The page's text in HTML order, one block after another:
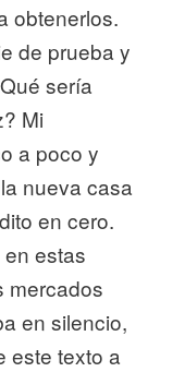
obtenerlos.
de prueba y
sería
Mi
a poco y
nueva casa
en cero.
estas
mercados
en silencio,
este texto a